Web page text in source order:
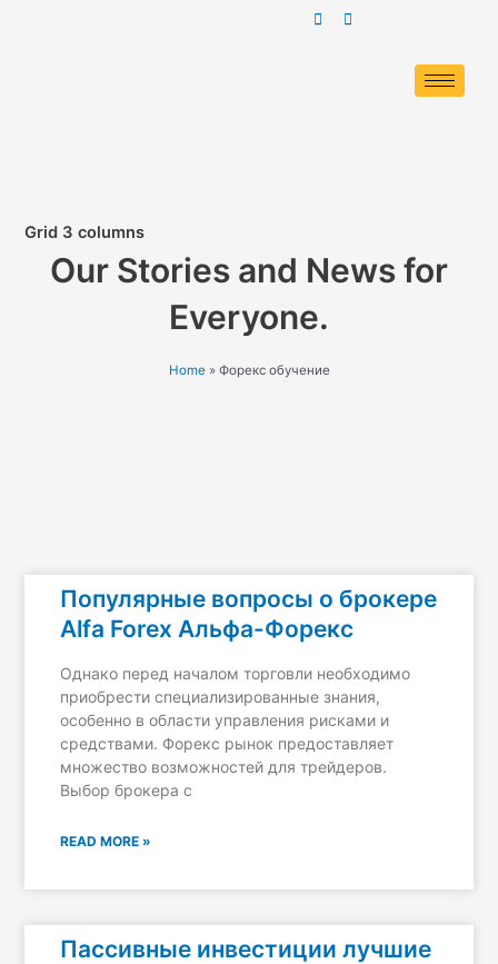
Grid 3 columns
Our Stories and News for
Everyone.
Home» Форекс обучение
Популярные вопросы о брокере
Alfa Forex Альфа-Форекс
Однако перед началом торговли необходимо
приобрести специализированные знания,
особенно в области управления рисками и
средствами. Форекс рынок предоставляет
множество возможностей для трейдеров.
Выбор брокера с
READ MORE »
Пассивные инвестиции лучшие